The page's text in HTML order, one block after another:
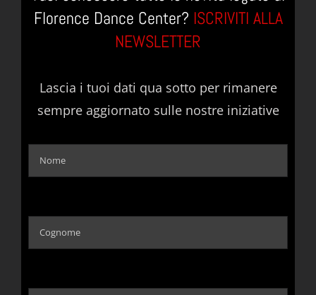
Florence Dance Center? ISCRIVITI ALLA
NEWSLETTER
Lascia i tuoi dati qua sotto per rimanere
sempre aggiornato sulle nostre iniziative